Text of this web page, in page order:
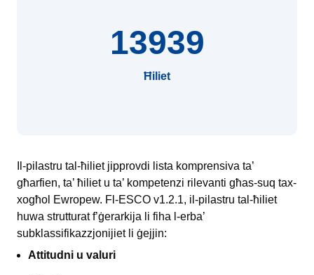
13939
Ħiliet
Il-pilastru tal-ħiliet jipprovdi lista komprensiva ta’
għarfien, ta’ ħiliet u ta’ kompetenzi rilevanti għas-suq tax-
xogħol Ewropew. Fl-ESCO v1.2.1, il-pilastru tal-ħiliet
huwa strutturat f’ġerarkija li fiha l-erba’
subklassifikazzjonijiet li ġejjin:
Attitudni u valuri